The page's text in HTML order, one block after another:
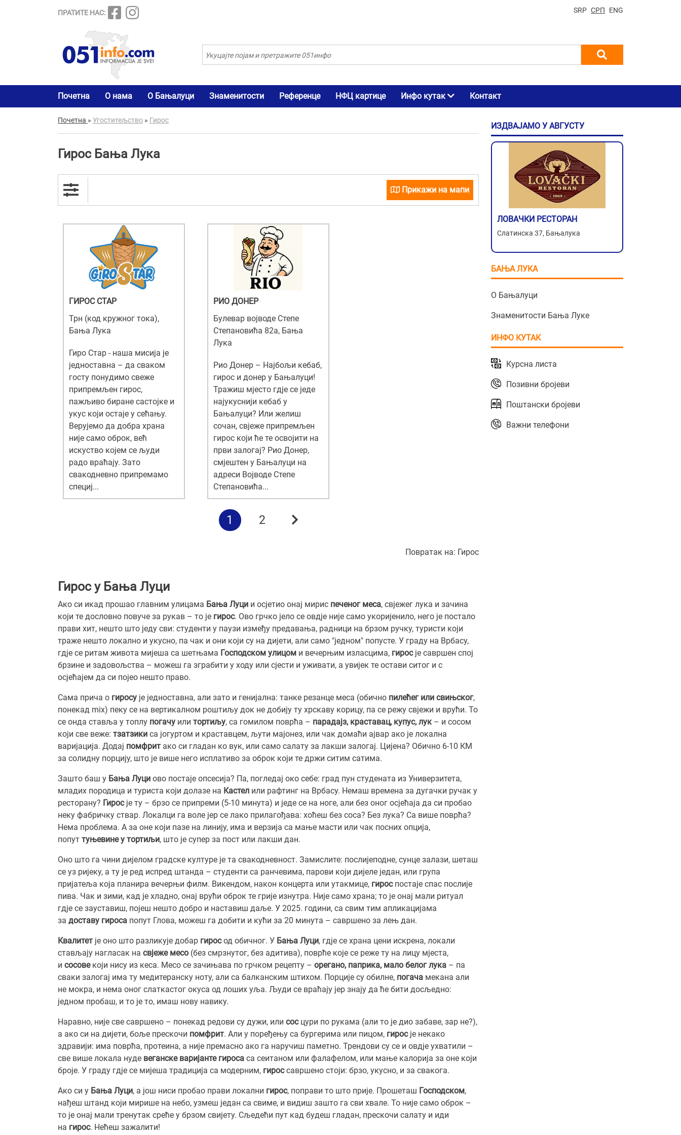
ПРАТИТЕ НАС: SRP СРП ENG
Почетна О нама О Бањалуци Знаменитости Референце НФЦ картице Инфо кутак Контакт
Почетна » Угоститељство » Гирос
Гирос Бања Лука
Прикажи на мапи
ГИРОС СТАР
Трн (код кружног тока),
Бања Лука
Гиро Стар - наша мисија је
једноставна – да сваком
госту понудимо свеже
припремљен гирос,
пажљиво биране састојке и
укус који остаје у сећању.
Верујемо да добра храна
није само оброк, већ
искуство којем се људи
радо враћају. Зато
свакодневно припремамо
специј...
РИО ДОНЕР
Булевар војводе Степе
Степановића 82а, Бања
Лука
Рио Донер – Најбољи кебаб,
гирос и донер у Бањалуци!
Тражиш мјесто гд‌је се једе
најукуснији кебаб у
Бањалуци? Или желиш
сочан, свјеже припремљен
гирос који ће те освојити на
први залогај? Рио Донер,
смјештен у Бањалуци на
адреси Војводе Степе
Степановића...
1 2
Повратак на: Гирос
Гирос у Бања Луци
Ако си икад прошао главним улицама Бања Луци и осјетио онај мирис печеног меса, свјежег лука и зачина
који те дословно повуче за рукав – то је гирос. Ово грчко јело се овд‌је није само укоријенило, него је постало
прави хит, нешто што једу сви: студенти у паузи између предавања, радници на брзом ручку, туристи који
траже нешто локално и укусно, па чак и они који су на дијети, али само "једном" попусте. У граду на Врбасу,
гд‌је се ритам живота мијеша са шетњама Господском улицом и вечерњим изласцима, гиросје савршен спој
брзине и задовољства – можеш га зграбити у ходу или сјести и уживати, а увијек те остави ситог и с
осјећајем да си појео нешто право.
Сама прича о гиросу је једноставна, али зато и генијална: танке резанце меса (обично пилећег или свињског,
понекад mix) пеку се на вертикалном роштиљу док не добију ту хрскаву корицу, па се режу свјежи и врући. То
се онда ставља у топлу погачу или тортиљу, са гомилом поврћа – парадајз, краставац, купус, лук– и сосом
који све веже: тзатзики са јогуртом и краставцем, љути мајонез, или чак домаћи ајвар ако је локална
варијација. Додај помфрит ако си гладан ко вук, или само салату за лакши залогај. Цијена? Обично 6-10 КМ
за солидну порцију, што је више него исплативо за оброк који те држи ситим сатима.
Зашто баш у Бања Луци ово постаје опсесија? Па, погледај око себе: град пун студената из Универзитета,
младих породица и туриста који долазе на Кастел или рафтинг на Врбасу. Немаш времена за дугачки ручак у
ресторану? Гиросје ту – брзо се припреми (5-10 минута) и једе се на ноге, али без оног осјећаја да си пробао
неку фабричку ствар. Локалци га воле јер се лако прилагођава: хоћеш без соса? Без лука? Са више поврћа?
Нема проблема. А за оне који пазе на линију, има и верзија са мање масти или чак посних опција,
попут туњевине у тортиљи, што је супер за пост или лакши дан.
Оно што га чини дијелом градске културе је та свакодневност. Замислите: послијеподне, сунце залази, шеташ
се уз ријеку, а ту је ред испред штанда – студенти са ранчевима, парови који дијеле један, или група
пријатеља која планира вечерњи филм. Викендом, након концерта или утакмице, гироспостаје спас послије
пива. Чак и зими, кад је хладно, онај врући оброк те грије изнутра. Није само храна; то је онај мали ритуал
гд‌је се зауставиш, појеш нешто добро и наставиш даље. У 2025. години, са свим тим апликацијама
за доставу гироса попут Глова, можеш га добити и кући за 20 минута – савршено за лењ дан.
Квалитет је оно што разликује добар гиросод обичног. У Бања Луци, гд‌је се храна цени искрена, локали
стављају нагласак на свјеже месо (без смрзнутог, без адитива), поврће које се реже ту на лицу мјеста,
и сосовекоји нису из кеса. Месо се зачињава по грчком рецепту – орегано, паприка, мало белог лука – па
сваки залогај има ту медитеранску ноту, али са балканским штихом. Порције су обилне, погача мекана али
не мокра, и нема оног слаткастог окуса од лоших уља. Људи се враћају јер знају да ће бити досљедно:
једном пробаш, и то је то, имаш нову навику.
Наравно, није све савршено – понекад редови су дужи, или сосцури по рукама (али то је дио забаве, зар не?),
а ако си на дијети, боље прескочи помфрит. Али у поређењу са бургерима или пицом, гиросје некако
здравији: има поврћа, протеина, а није премасно ако га наручиш паметно. Трендови су се и овд‌је ухватили –
све више локала нуде веганске варијанте гироса са сеитаном или фалафелом, или мање калорија за оне који
броје. У граду гд‌је се мијеша традиција са модерним, гироссавршено стоји: брзо, укусно, и за свакога.
Ако си у Бања Луци, а још ниси пробао прави локални гирос, поправи то што прије. Прошеташ Господском,
нађеш штанд који мирише на небо, узмеш један са свиме, и видиш зашто га сви хвале. То није само оброк –
то је онај мали тренутак среће у брзом свијету. Сљедећи пут кад будеш гладан, прескочи салату и иди
на гирос. Нећеш зажалити!
ИЗДВАЈАМО У АВГУСТУ
ЛОВАЧКИ РЕСТОРАН
Слатинска 37, Бањалука
БАЊА ЛУКА
О Бањалуци
Знаменитости Бања Луке
ИНФО КУТАК
Курсна листа
Позивни бројеви
Поштански бројеви
Важни телефони